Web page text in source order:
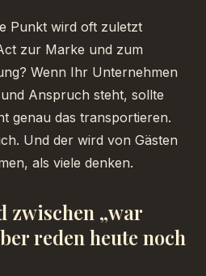
Punkt wird oft zuletzt
zur Marke und zum
Wenn Ihr Unternehmen
Anspruch steht, sollte
genau das transportieren.
Und der wird von Gästen
als viele denken.
zwischen „war
reden heute noch